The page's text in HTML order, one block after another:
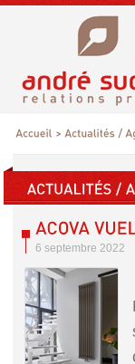
6 septembre 2022